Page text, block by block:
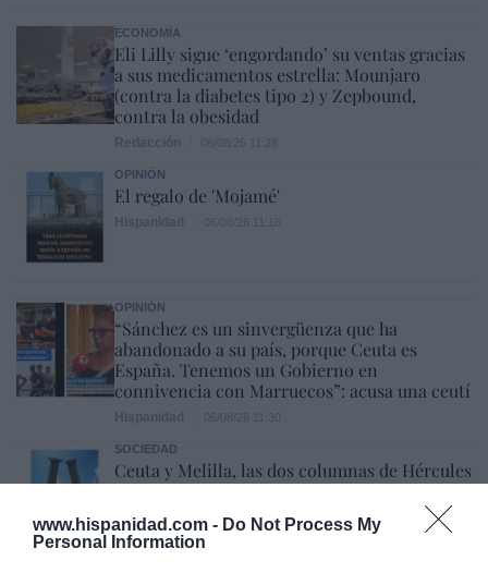
www.hispanidad.com - Do Not Process My
Personal Information
ECONOMÍA
Eli Lilly sigue ‘engordando’ su ventas gracias
a sus medicamentos estrella: Mounjaro
(contra la diabetes tipo 2) y Zepbound,
contra la obesidad
OPINIÓN
El regalo de 'Mojamé'
OPINIÓN
“Sánchez es un sinvergüenza que ha
abandonado a su país, porque Ceuta es
España. Tenemos un Gobierno en
connivencia con Marruecos”: acusa una ceutí
SOCIEDAD
Ceuta y Melilla, las dos columnas de Hércules